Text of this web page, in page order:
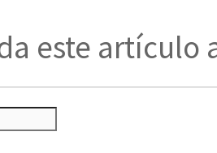
este artículo